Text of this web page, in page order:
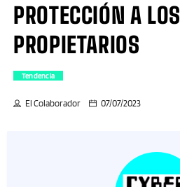
PROTECCIÓN A LOS
PROPIETARIOS
Tendencia
El Colaborador 07/07/2023